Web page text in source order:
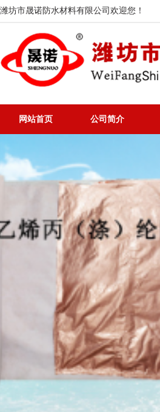
潍坊市晟诺防水材料有限公司欢迎您！
网站首页 公司简介